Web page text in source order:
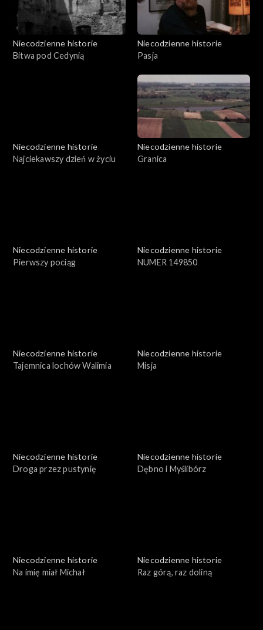
Niecodzienne historie
Bitwa pod Cedynią
Niecodzienne historie
Pasja
Niecodzienne historie
Najciekawszy dzień w życiu
Niecodzienne historie
Granica
Niecodzienne historie
Pierwszy pociąg
Niecodzienne historie
NUMER 149850
Niecodzienne historie
Tajemnica lochów Walimia
Niecodzienne historie
Misja
Niecodzienne historie
Droga przez pustynię
Niecodzienne historie
Dębno i Myślibórz
Niecodzienne historie
Na imię miał Michał
Niecodzienne historie
Raz górą, raz doliną